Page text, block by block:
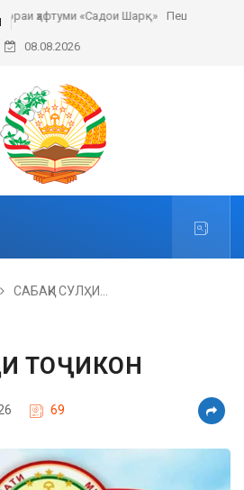
Пешвои ҳаракати сулҳи ҷаҳонӣ
08.08.2026
САБАҚИ СУЛҲИ…
ТОҶИКОН
69